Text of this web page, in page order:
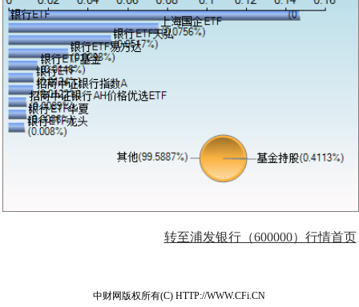
转至浦发银行（600000）行情首页
中财网版权所有(C) HTTP://WWW.CFi.CN